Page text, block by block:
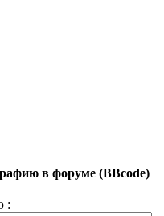
в форуме (BBcode)
: